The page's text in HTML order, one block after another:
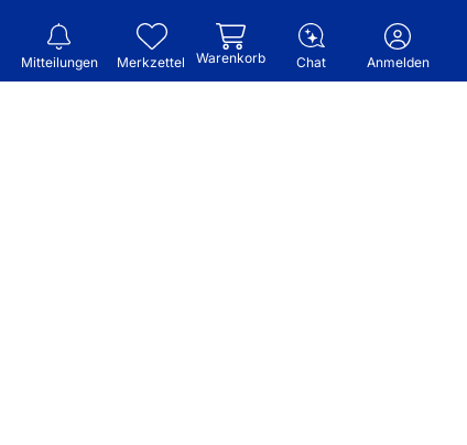
Mitteilungen Merkzettel Warenkorb Chat Anmelden